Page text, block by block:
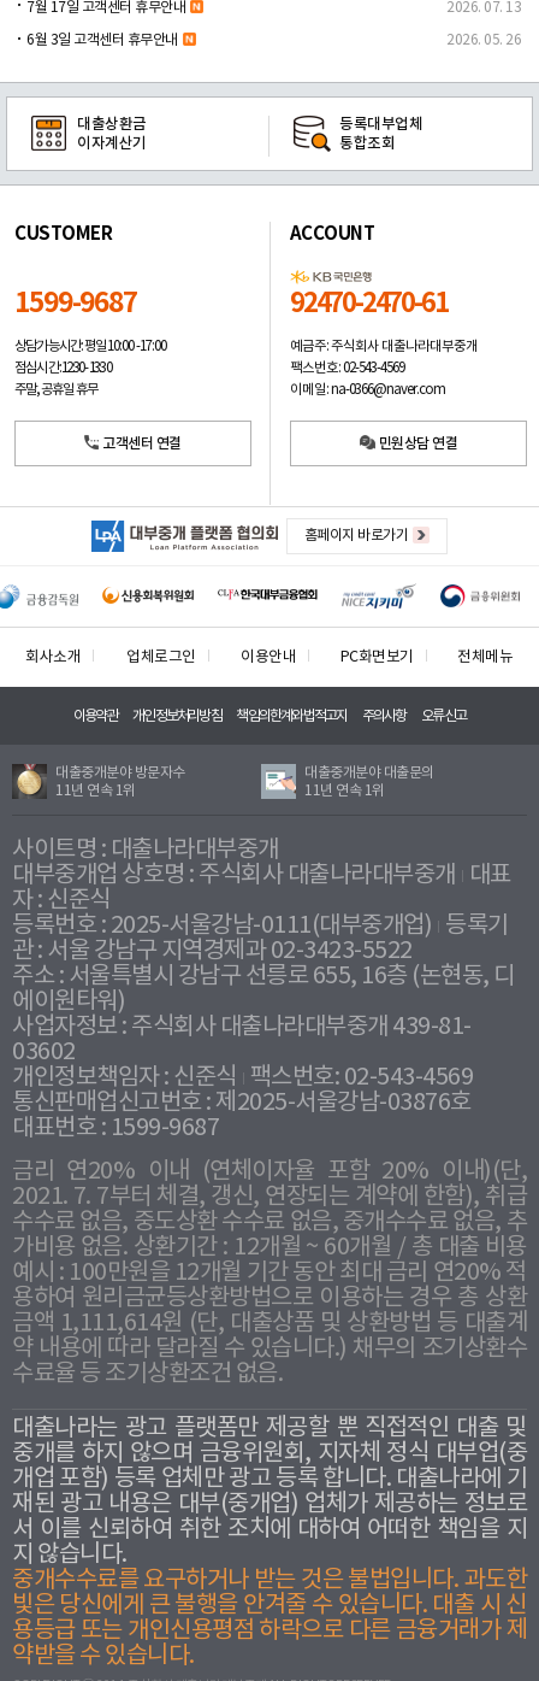
7월 17일 고객센터 휴무안내 2026. 07. 13
6월 3일 고객센터 휴무안내 2026. 05. 26
대출상환금
이자계산기
등록대부업체
통합조회
CUSTOMER
1599-9687
상담가능시간: 평일10:00 -17:00
점심시간: 12:30 - 13:30
주말, 공휴일 휴무
고객센터 연결
ACCOUNT
92470-2470-61
예금주: 주식회사 대출나라대부중개
팩스번호: 02-543-4569
이메일: na-0366@naver.com
민원상담 연결
홈페이지 바로가기
회사소개 업체로그인 이용안내 PC화면보기 전체메뉴
이용약관 개인정보처리방침 책임의한계와법적고지 주의사항 오류신고
대출중개분야 방문자수
11년 연속 1위
대출중개분야 대출문의
11년 연속 1위
사이트명 : 대출나라대부중개
대부중개업 상호명 : 주식회사 대출나라대부중개
대표
자 : 신준식
등록번호 : 2025-서울강남-0111(대부중개업) 등록기
관 : 서울 강남구 지역경제과 02-3423-5522
주소 : 서울특별시 강남구 선릉로 655, 16층 (논현동, 디
에이원타워)
사업자정보 : 주식회사 대출나라대부중개 439-81-
03602
개인정보책임자 : 신준식
팩스번호: 02-543-4569
통신판매업신고번호 : 제2025-서울강남-03876호
대표번호 : 1599-9687
금리 연20% 이내 (연체이자율 포함 20% 이내)(단,
2021. 7. 7부터 체결, 갱신, 연장되는 계약에 한함), 취급
수수료 없음, 중도상환 수수료 없음, 중개수수료 없음, 추
가비용 없음. 상환기간 : 12개월 ~ 60개월 / 총 대출 비용
예시 : 100만원을 12개월 기간 동안 최대 금리 연20% 적
용하여 원리금균등상환방법으로 이용하는 경우 총 상환
금액 1,111,614원 (단, 대출상품 및 상환방법 등 대출계
약 내용에 따라 달라질 수 있습니다.) 채무의 조기상환수
수료율 등 조기상환조건 없음.
대출나라는 광고 플랫폼만 제공할 뿐 직접적인 대출 및
중개를 하지 않으며 금융위원회, 지자체 정식 대부업(중
개업 포함) 등록 업체만 광고 등록 합니다. 대출나라에 기
재된 광고 내용은 대부(중개업) 업체가 제공하는 정보로
서 이를 신뢰하여 취한 조치에 대하여 어떠한 책임을 지
지 않습니다.
중개수수료를 요구하거나 받는 것은 불법입니다. 과도한
빛은 당신에게 큰 불행을 안겨줄 수 있습니다. 대출 시 신
용등급 또는 개인신용평점 하락으로 다른 금융거래가 제
약받을 수 있습니다.